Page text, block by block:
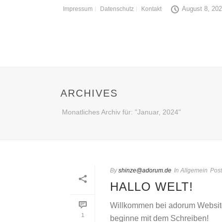
Impressum Datenschutz Kontakt August 8,
ARCHIVES
Monatliches Archiv für: "Januar, 2024"
1
By shinze@adorum.de In Allgemein
HALLO WELT!
Willkommen bei adorum
beginne mit dem Schreiben!